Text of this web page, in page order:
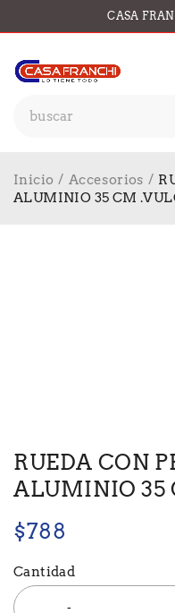
CASA
Inicio / Accesorios /
ALUMINIO 35 CM
RUEDA CON
ALUMINIO 35
$788
Cantidad